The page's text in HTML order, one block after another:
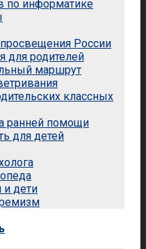
по информатике
России
для родителей
маршрут
классных
ранней помощи
для детей
и дети